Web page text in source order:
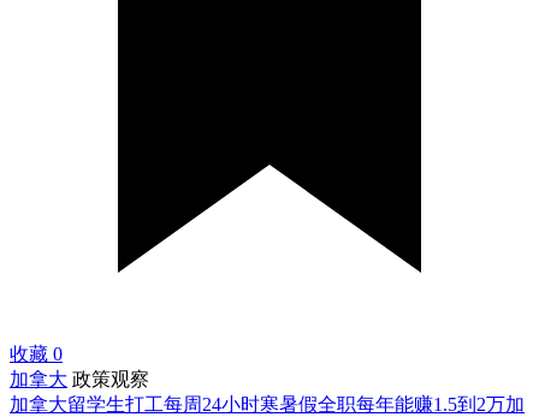
收藏 0
加拿大 政策观察
加拿大留学生打工每周24小时寒暑假全职每年能赚1.5到2万加